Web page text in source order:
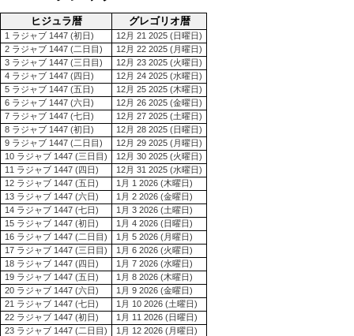
ヒジュラ暦 グレゴリオ暦
1 ラジャブ 1447 (初日)
12月 21 2025 (日曜日)
2 ラジャブ 1447 (二日目)
12月 22 2025 (月曜日)
3 ラジャブ 1447 (三日目)
12月 23 2025 (火曜日)
4 ラジャブ 1447 (四日)
12月 24 2025 (水曜日)
5 ラジャブ 1447 (五日)
12月 25 2025 (木曜日)
6 ラジャブ 1447 (六日)
12月 26 2025 (金曜日)
7 ラジャブ 1447 (七日)
12月 27 2025 (土曜日)
8 ラジャブ 1447 (初日)
12月 28 2025 (日曜日)
9 ラジャブ 1447 (二日目)
12月 29 2025 (月曜日)
10 ラジャブ 1447 (三日目)
12月 30 2025 (火曜日)
11 ラジャブ 1447 (四日)
12月 31 2025 (水曜日)
12 ラジャブ 1447 (五日)
1月 1 2026 (木曜日)
13 ラジャブ 1447 (六日)
1月 2 2026 (金曜日)
14 ラジャブ 1447 (七日)
1月 3 2026 (土曜日)
15 ラジャブ 1447 (初日)
1月 4 2026 (日曜日)
16 ラジャブ 1447 (二日目)
1月 5 2026 (月曜日)
17 ラジャブ 1447 (三日目)
1月 6 2026 (火曜日)
18 ラジャブ 1447 (四日)
1月 7 2026 (水曜日)
19 ラジャブ 1447 (五日)
1月 8 2026 (木曜日)
20 ラジャブ 1447 (六日)
1月 9 2026 (金曜日)
21 ラジャブ 1447 (七日)
1月 10 2026 (土曜日)
22 ラジャブ 1447 (初日)
1月 11 2026 (日曜日)
23 ラジャブ 1447 (二日目)
1月 12 2026 (月曜日)